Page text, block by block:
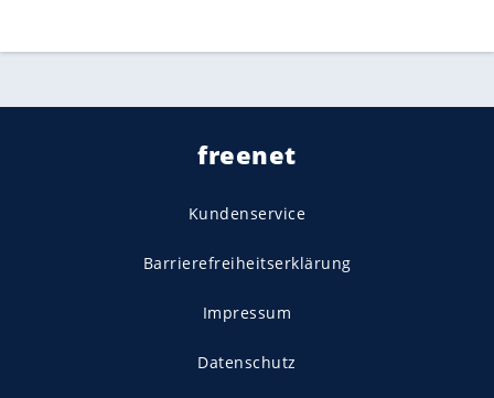
freenet
Kundenservice
Barrierefreiheitserklärung
Impressum
Datenschutz